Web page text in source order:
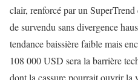
clair, renforcé par un
de survendu sans divergence
tendance baissière faible mais
108 000 USD sera la barrière
dont la cassure pourrait ouvrir la